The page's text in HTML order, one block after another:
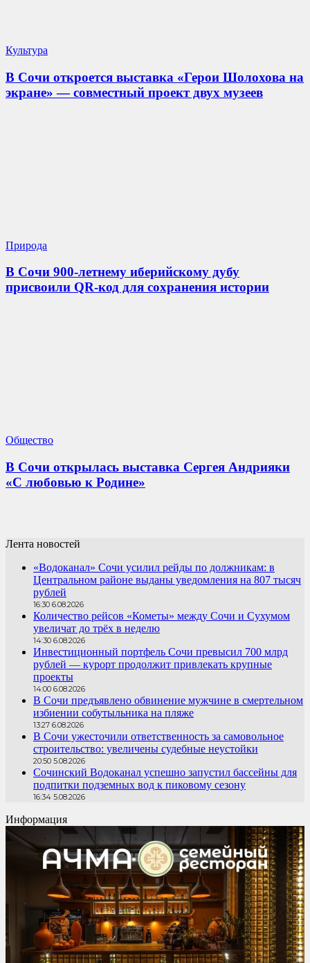
Культура
В Сочи откроется выставка «Герои Шолохова на
экране» — совместный проект двух музеев
Природа
В Сочи 900-летнему иберийскому дубу
присвоили QR-код для сохранения истории
Общество
В Сочи открылась выставка Сергея Андрияки
«С любовью к Родине»
Лента новостей
«Водоканал» Сочи усилил рейды по должникам: в
Центральном районе выданы уведомления на 807 тысяч
рублей
16:30 6.08.2026
Количество рейсов «Кометы» между Сочи и Сухумом
увеличат до трёх в неделю
14:30 6.08.2026
Инвестиционный портфель Сочи превысил 700 млрд
рублей — курорт продолжит привлекать крупные
проекты
14:00 6.08.2026
В Сочи предъявлено обвинение мужчине в смертельном
избиении собутыльника на пляже
13:27 6.08.2026
В Сочи ужесточили ответственность за самовольное
строительство: увеличены судебные неустойки
20:50 5.08.2026
Сочинский Водоканал успешно запустил бассейны для
подпитки подземных вод к пиковому сезону
16:34 5.08.2026
Информация